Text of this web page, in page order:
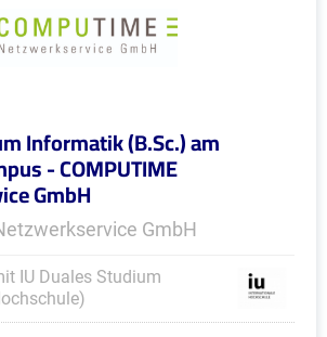
Informatik (B.Sc.) am
- COMPUTIME
GmbH
GmbH
IU Duales Studium